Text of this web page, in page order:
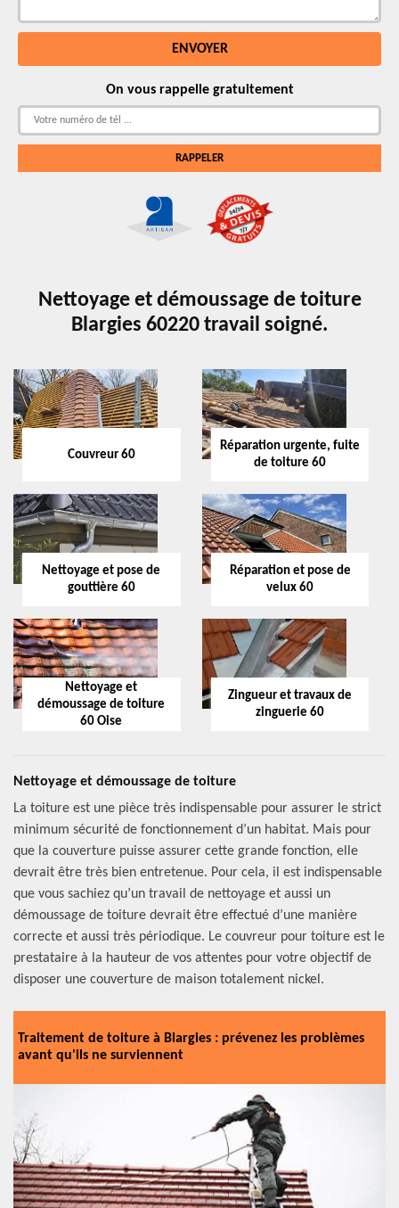
On vous rappelle gratuitement
Nettoyage et démoussage de toiture
Blargies 60220 travail soigné.
Couvreur 60
Réparation urgente, fuite
de toiture 60
Nettoyage et pose de
gouttière 60
Réparation et pose de
velux 60
Nettoyage et
démoussage de toiture
60 Oise
Zingueur et travaux de
zinguerie 60
Nettoyage et démoussage de toiture
La toiture est une pièce très indispensable pour assurer le strict
minimum sécurité de fonctionnement d’un habitat. Mais pour
que la couverture puisse assurer cette grande fonction, elle
devrait être très bien entretenue. Pour cela, il est indispensable
que vous sachiez qu’un travail de nettoyage et aussi un
démoussage de toiture devrait être effectué d’une manière
correcte et aussi très périodique. Le couvreur pour toiture est le
prestataire à la hauteur de vos attentes pour votre objectif de
disposer une couverture de maison totalement nickel.
Traitement de toiture à Blargies : prévenez les problèmes
avant qu'ils ne surviennent